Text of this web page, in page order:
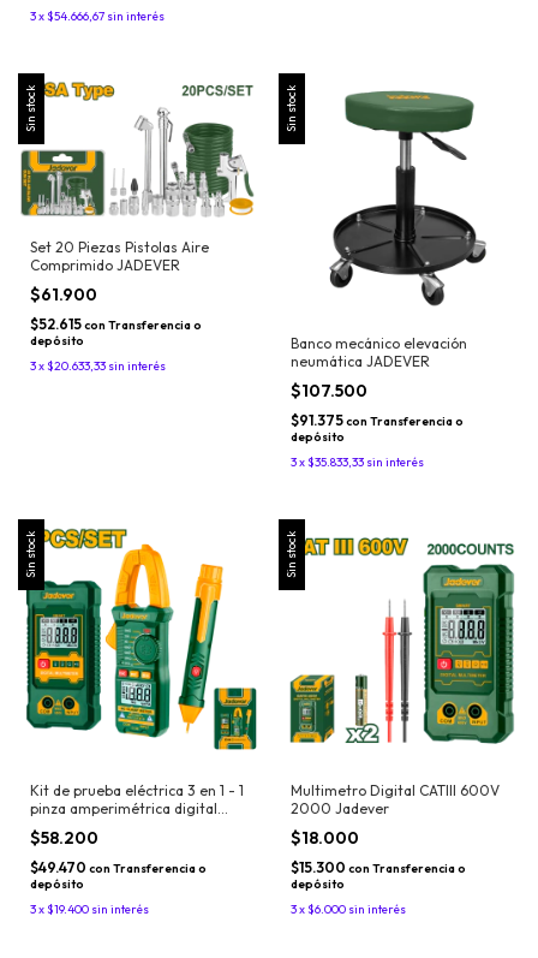
3x$54.666,67 sin interés
Sin stock
Set 20 Piezas Pistolas Aire
Comprimido JADEVER
$61.900
$52.615con Transferencia o
depósito
3x$20.633,33 sin interés
Sin stock
Banco mecánico elevación
neumática JADEVER
$107.500
$91.375con Transferencia o
depósito
3x$35.833,33 sin interés
Sin stock
Kit de prueba eléctrica 3 en 1 - 1
pinza amperimétrica digital
Jadever
$58.200
$49.470 con Transferencia o
depósito
3x$19.400 sin interés
Sin stock
Multimetro Digital CATIII 600V
2000 Jadever
$18.000
$15.300 con Transferencia o
depósito
3x$6.000 sin interés